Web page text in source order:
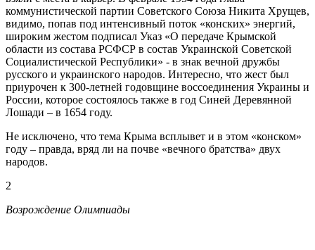
коммунистической партии Советского Союза Никита Хрущев,
видимо, попав под интенсивный поток «конских» энергий,
широким жестом подписал Указ «О передаче Крымской
области из состава РСФСР в состав Украинской Советской
Социалистической Республики» - в знак вечной дружбы
русского и украинского народов. Интересно, что жест был
приурочен к 300-летней годовщине воссоединения Украины и
России, которое состоялось также в год Синей Деревянной
Лошади – в 1654 году.
Не исключено, что тема Крыма всплывет и в этом «конском»
году – правда, вряд ли на почве «вечного братства» двух
народов.
2
Возрождение Олимпиады